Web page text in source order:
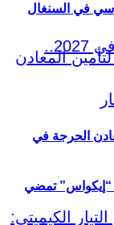
العملة الموحدة “إيكو” في 2027.. “إيكواس” تمضي
في السنغال
الحرجة في